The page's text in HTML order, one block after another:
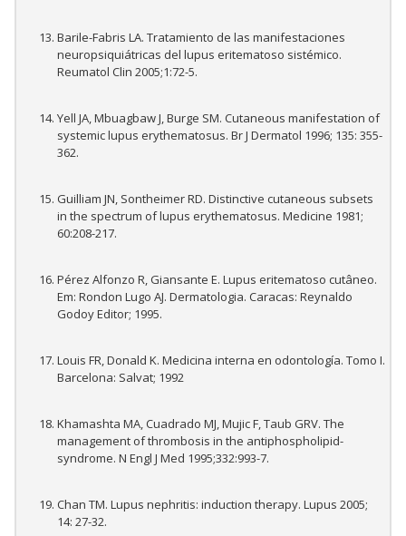
Barile-Fabris LA. Tratamiento de las manifestaciones
neuropsiquiátricas del lupus eritematoso sistémico.
Reumatol Clin 2005;1:72-5.
Yell JA, Mbuagbaw J, Burge SM. Cutaneous manifestation of
systemic lupus erythematosus. Br J Dermatol 1996; 135: 355-
362.
Guilliam JN, Sontheimer RD. Distinctive cutaneous subsets
in the spectrum of lupus erythematosus. Medicine 1981;
60:208-217.
Pérez Alfonzo R, Giansante E. Lupus eritematoso cutâneo.
Em: Rondon Lugo AJ. Dermatologia. Caracas: Reynaldo
Godoy Editor; 1995.
Louis FR, Donald K. Medicina interna en odontología. Tomo I.
Barcelona: Salvat; 1992
Khamashta MA, Cuadrado MJ, Mujic F, Taub GRV. The
management of thrombosis in the antiphospholipid-
syndrome. N Engl J Med 1995;332:993-7.
Chan TM. Lupus nephritis: induction therapy. Lupus 2005;
14: 27-32.